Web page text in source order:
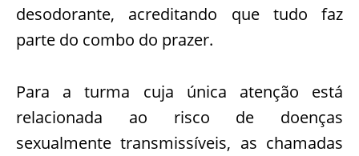
desodorante, acreditando que tudo faz
parte do combo do prazer.
Para a turma cuja única atenção está
relacionada ao risco de doenças
sexualmente transmissíveis, as chamadas